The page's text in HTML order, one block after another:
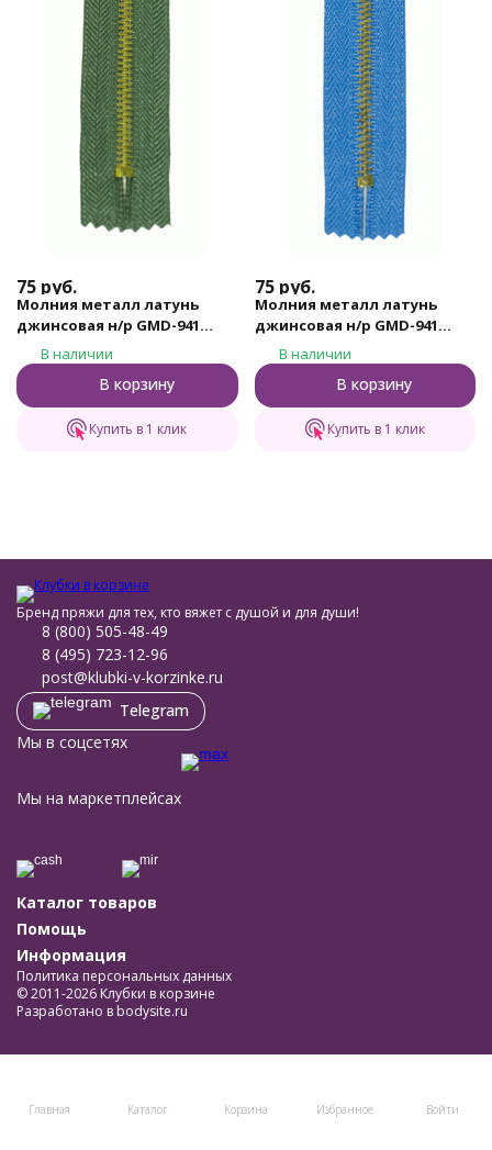
75 руб.
Молния металл латунь
джинсовая н/р GMD-941
Gamma, тип 4, 18 см (315 -
Хаки)
В наличии
В корзину
Купить в 1 клик
75 руб.
Молния металл латунь
джинсовая н/р GMD-941
Gamma, тип 4, 18 см (185 -
Небесно - синий)
В наличии
В корзину
Купить в 1 клик
Главная Каталог Корзина Избранное Войти
Бренд пряжи для тех, кто вяжет с душой и для души!
8 (800) 505-48-49
8 (495) 723-12-96
post@klubki-v-korzinke.ru
Telegram
Мы в соцсетях
Мы на маркетплейсах
Каталог товаров
Помощь
Информация
Политика персональных данных
© 2011-2026 Клубки в корзине
Разработано в bodysite.ru